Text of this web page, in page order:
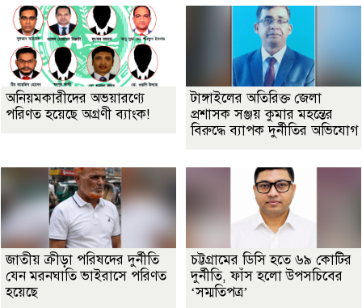
অনিয়মকারীদের অভয়ারণ্যে
পরিণত হয়েছে অগ্রণী ব্যাংক!
টাঙ্গাইলের অতিরিক্ত জেলা
প্রশাসক সঞ্জয় কুমার মহন্তের
বিরুদ্ধে ব্যাপক দুর্নীতির অভিযোগ
জাতীয় ক্রীড়া পরিষদের দুর্নীতি
যেন মরনঘাতি ভাইরাসে পরিণত
হয়েছে
চট্টগ্রামের ডিসি হতে ৬৯ কোটির
দুর্নীতি, ফাঁস হলো উপসচিবের
‘সম্মতিপত্র’